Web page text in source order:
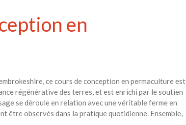
en
ce cours de conception en permaculture est
régénérative des terres, et est enrichi par le soutien
se déroule en relation avec une véritable ferme en
être observés dans la pratique quotidienne. Ensemble,